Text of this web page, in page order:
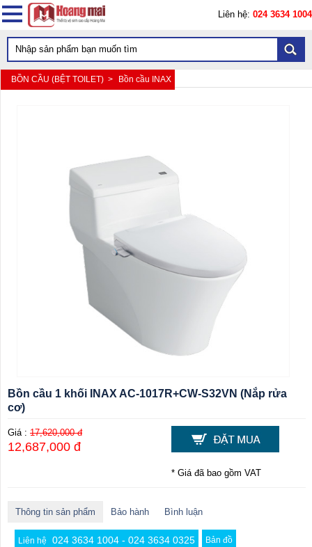
Liên hệ: 024 3634 1004
BỒN CẦU (BỆT TOILET) > Bồn cầu INAX
Bồn cầu 1 khối INAX AC-1017R+CW-S32VN (Nắp rửa
cơ)
Giá : 17,620,000 đ
12,687,000 đ
* Giá đã bao gồm VAT
Thông tin sản phẩm Bảo hành Bình luận
Liên hệ 024 3634 1004 - 024 3634 0325 Bản đồ